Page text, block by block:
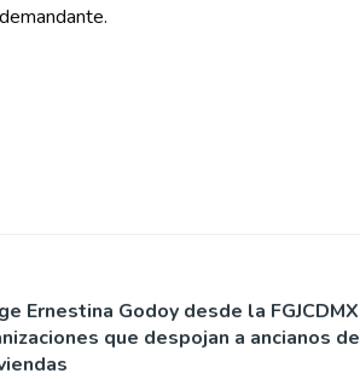
Ernestina Godoy desde la FGJCDMX
que despojan a ancianos de